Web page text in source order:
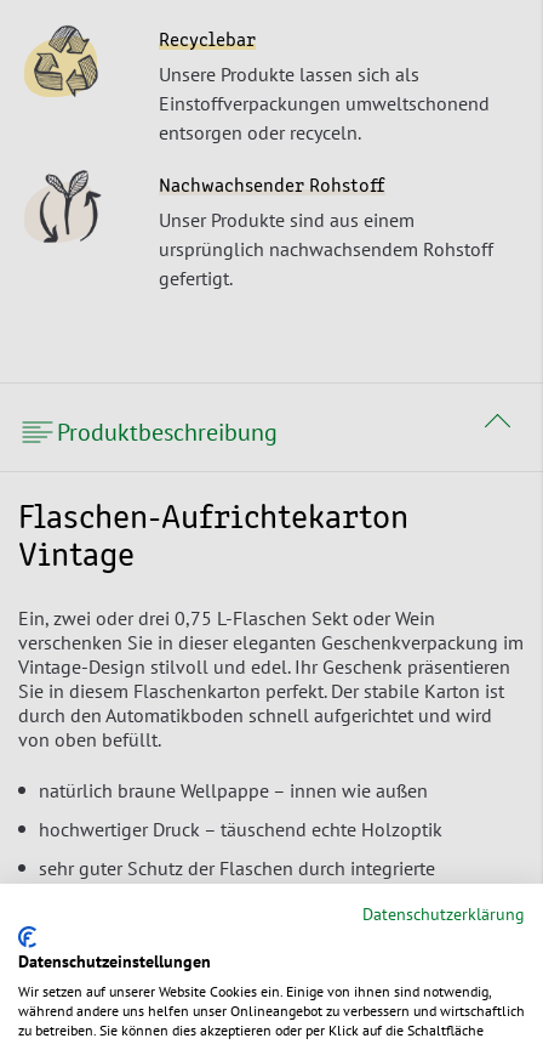
Recyclebar
Unsere Produkte lassen sich als
Einstoffverpackungen umweltschonend
entsorgen oder recyceln.
Nachwachsender Rohstoff
Unser Produkte sind aus einem
ursprünglich nachwachsendem Rohstoff
gefertigt.
Produktbeschreibung
Flaschen-Aufrichtekarton
Vintage
Ein, zwei oder drei 0,75 L-Flaschen Sekt oder Wein
verschenken Sie in dieser eleganten Geschenkverpackung im
Vintage-Design stilvoll und edel. Ihr Geschenk präsentieren
Sie in diesem Flaschenkarton perfekt. Der stabile Karton ist
durch den Automatikboden schnell aufgerichtet und wird
von oben befüllt.
natürlich braune Wellpappe – innen wie außen
hochwertiger Druck – täuschend echte Holzoptik
sehr guter Schutz der Flaschen durch integrierte
für 1, 2 und 3 Flaschen
wird flach angeliefert – spart Lagerplatz
Datenschutzerklärung
Datenschutzeinstellungen
Wir setzen auf unserer Website Cookies ein. Einige von ihnen sind notwendig,
während andere uns helfen unser Onlineangebot zu verbessern und wirtschaftlich
zu betreiben. Sie können dies akzeptieren oder per Klick auf die Schaltfläche